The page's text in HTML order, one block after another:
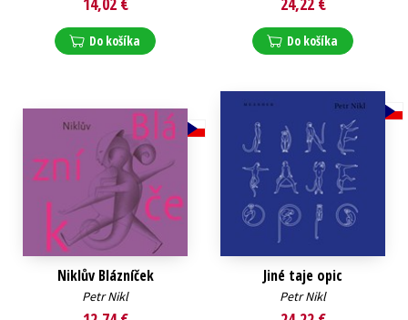
Do košíka Do košíka
Niklův Blázníček
Petr Nikl
Jiné taje opic
Petr Nikl